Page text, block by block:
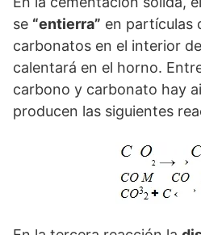
se “entierra” en partículas
carbonatos en el interior
calentará en el horno.
carbono y carbonato hay
producen las siguientes